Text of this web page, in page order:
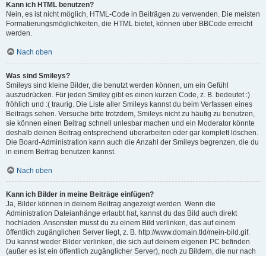
Kann ich HTML benutzen?
Nein, es ist nicht möglich, HTML-Code in Beiträgen zu verwenden. Die meisten
Formatierungsmöglichkeiten, die HTML bietet, können über BBCode erreicht
werden.
Nach oben
Was sind Smileys?
Smileys sind kleine Bilder, die benutzt werden können, um ein Gefühl
auszudrücken. Für jeden Smiley gibt es einen kurzen Code, z. B. bedeutet :)
fröhlich und :( traurig. Die Liste aller Smileys kannst du beim Verfassen eines
Beitrags sehen. Versuche bitte trotzdem, Smileys nicht zu häufig zu benutzen,
sie können einen Beitrag schnell unlesbar machen und ein Moderator könnte
deshalb deinen Beitrag entsprechend überarbeiten oder gar komplett löschen.
Die Board-Administration kann auch die Anzahl der Smileys begrenzen, die du
in einem Beitrag benutzen kannst.
Nach oben
Kann ich Bilder in meine Beiträge einfügen?
Ja, Bilder können in deinem Beitrag angezeigt werden. Wenn die
Administration Dateianhänge erlaubt hat, kannst du das Bild auch direkt
hochladen. Ansonsten musst du zu einem Bild verlinken, das auf einem
öffentlich zugänglichen Server liegt, z. B. http://www.domain.tld/mein-bild.gif.
Du kannst weder Bilder verlinken, die sich auf deinem eigenen PC befinden
(außer es ist ein öffentlich zugänglicher Server), noch zu Bildern, die nur nach